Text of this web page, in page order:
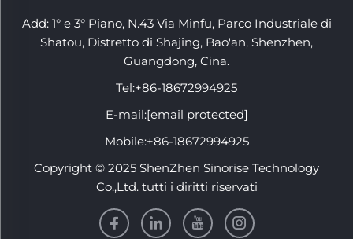
Add: 1° e 3° Piano, N.43 Via Minfu, Parco Industriale di
Shatou, Distretto di Shajing, Bao'an, Shenzhen,
Guangdong, Cina.
Tel:+86-18672994925
E-mail:[email protected]
Mobile:+86-18672994925
Copyright © 2025 ShenZhen Sinorise Technology
Co.,Ltd. tutti i diritti riservati